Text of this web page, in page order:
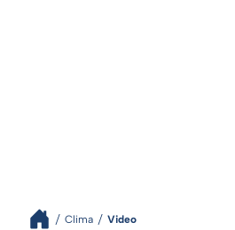
Clima Video